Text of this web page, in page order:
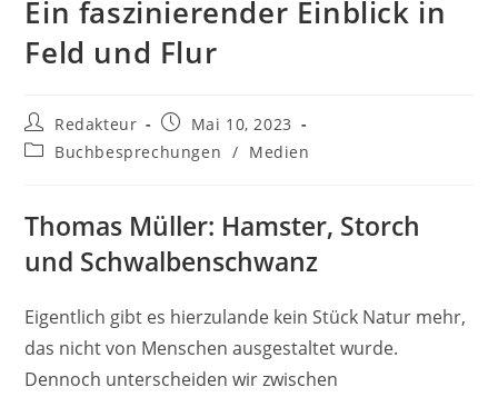
Ein faszinierender Einblick in
Feld und Flur
Beitrags-
Autor:
Redakteur
Beitrag
veröffentlicht:
Mai 10, 2023
Beitrags-
Buchbesprechungen / Medien
Thomas Müller: Hamster, Storch
und Schwalbenschwanz
Eigentlich gibt es hierzulande kein Stück Natur mehr,
das nicht von Menschen ausgestaltet wurde.
Dennoch unterscheiden wir zwischen